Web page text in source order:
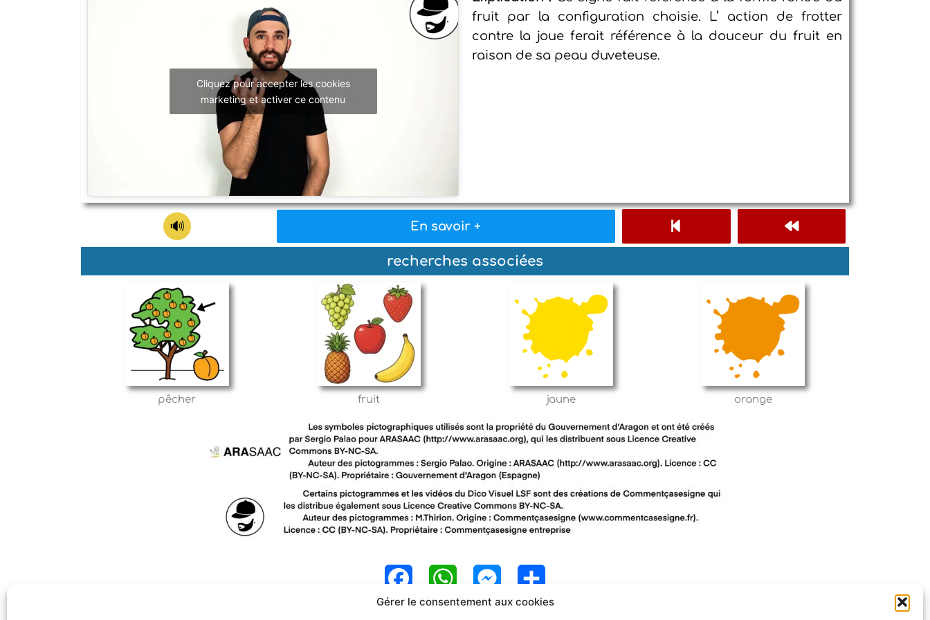
Gérer le consentement aux cookies
Cliquez pour accepter les cookies
marketing et activer ce contenu
fruit par la configuration choisie. L’ action de frotter
contre la joue ferait référence à la douceur du fruit en
raison de sa peau duveteuse.
En savoir +
recherches associées
pêcher fruit jaune orange
F
a
W
h
M
e
P
a